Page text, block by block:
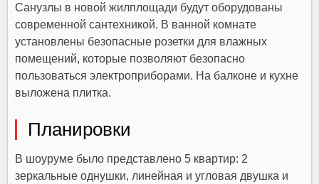
Санузлы в новой жилплощади будут оборудованы
современной сантехникой. В ванной комнате
установлены безопасные розетки для влажных
помещений, которые позволяют безопасно
пользоваться электроприборами. На балконе и кухне
выложена плитка.
Планировки
В шоуруме было представлено 5 квартир: 2
зеркальные однушки, линейная и угловая двушка и